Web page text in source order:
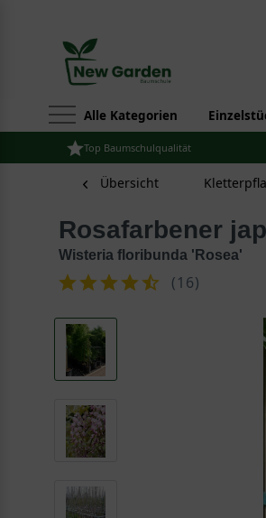
Alle Kategorien
Top Baumschulqualität
Übersicht
Rosafarbener
Wisteria floribunda 'Rosea'
(16)